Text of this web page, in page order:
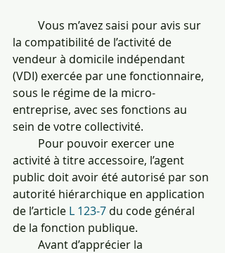
Vous m’avez saisi pour avis sur
la compatibilité de l’activité de
vendeur à domicile indépendant
(VDI) exercée par une fonctionnaire,
sous le régime de la micro-
entreprise, avec ses fonctions au
sein de votre collectivité.
Pour pouvoir exercer une
activité à titre accessoire, l’agent
public doit avoir été autorisé par son
autorité hiérarchique en application
de l’article L 123-7 du code général
de la fonction publique.
Avant d’apprécier la